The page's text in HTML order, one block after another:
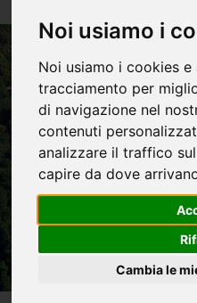
Noi usiamo i
Noi usiamo i cookies
tracciamento per
di navigazione nel
contenuti
analizzare il traffico
capire da dove
Cambia le
LASCIATI
Trekking
cammino